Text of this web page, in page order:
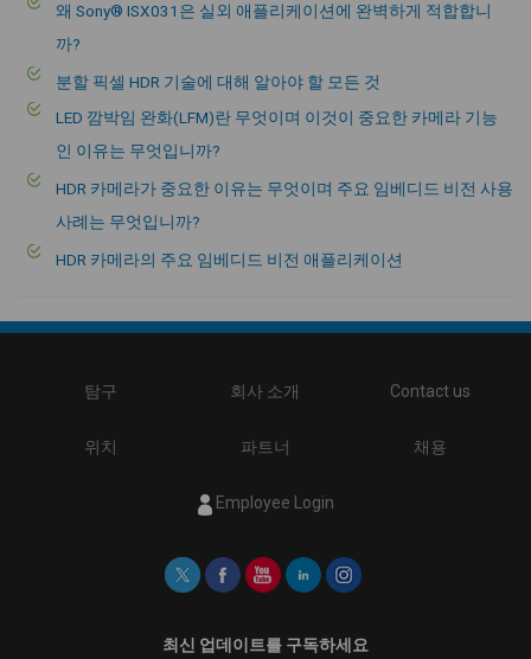
왜 Sony® ISX031은 실외 애플리케이션에 완벽하게 적합합니
까?
분할 픽셀 HDR 기술에 대해 알아야 할 모든 것
LED 깜박임 완화(LFM)란 무엇이며 이것이 중요한 카메라 기능
인 이유는 무엇입니까?
HDR 카메라가 중요한 이유는 무엇이며 주요 임베디드 비전 사용
사례는 무엇입니까?
HDR 카메라의 주요 임베디드 비전 애플리케이션
탐구 회사 소개 Contact us
위치 파트너 채용
Employee Login
최신 업데이트를 구독하세요